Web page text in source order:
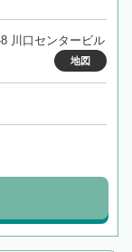
川口センタービル
地図